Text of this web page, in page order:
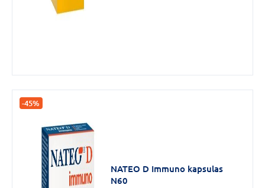
-45%
NATEO D Immuno kapsulas
N60